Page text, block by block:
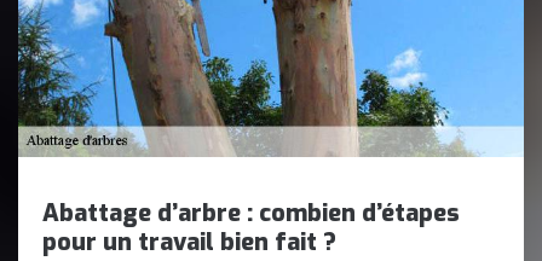
Abattage d’arbre : combien d’étapes
pour un travail bien fait ?